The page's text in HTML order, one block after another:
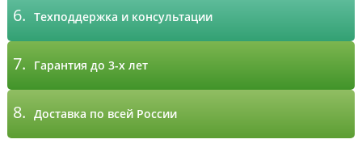
6. Техподдержка и консультации
7. Гарантия до 3-х лет
8. Доставка по всей России